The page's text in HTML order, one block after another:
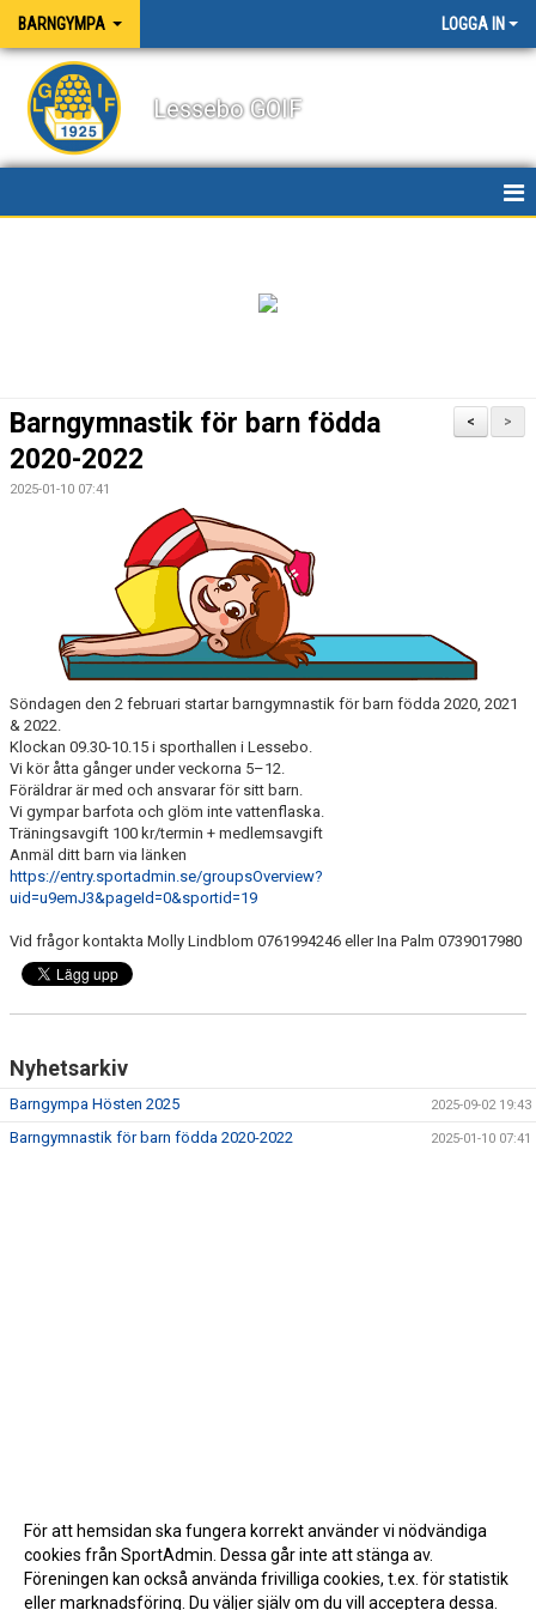
BARNGYMPA LOGGA IN
Lessebo GOIF
>
<
Barngymnastik för barn födda
2020-2022
2025-01-10 07:41
Söndagen den 2 februari startar barngymnastik för barn födda 2020, 2021
& 2022.
Klockan 09.30-10.15 i sporthallen i Lessebo.
Vi kör åtta gånger under veckorna 5–12.
Föräldrar är med och ansvarar för sitt barn.
Vi gympar barfota och glöm inte vattenflaska.
Träningsavgift 100 kr/termin + medlemsavgift
Anmäl ditt barn via länken
https://entry.sportadmin.se/groupsOverview?
uid=u9emJ3&pageId=0&sportid=19
Vid frågor kontakta Molly Lindblom 0761994246 eller Ina Palm 0739017980
Nyhetsarkiv
Barngympa Hösten 2025 2025-09-02 19:43
Barngymnastik för barn födda 2020-2022 2025-01-10 07:41
För att hemsidan ska fungera korrekt använder vi nödvändiga
cookies från SportAdmin. Dessa går inte att stänga av.
Föreningen kan också använda frivilliga cookies, t.ex. för statistik
eller marknadsföring. Du väljer själv om du vill acceptera dessa.